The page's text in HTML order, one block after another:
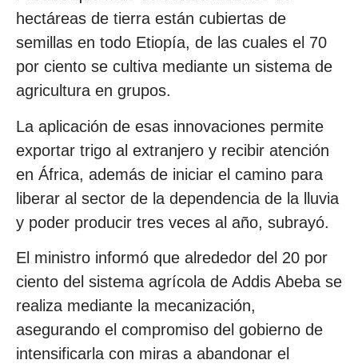
hectáreas de tierra están cubiertas de
semillas en todo Etiopía, de las cuales el 70
por ciento se cultiva mediante un sistema de
agricultura en grupos.
La aplicación de esas innovaciones permite
exportar trigo al extranjero y recibir atención
en África, además de iniciar el camino para
liberar al sector de la dependencia de la lluvia
y poder producir tres veces al año, subrayó.
El ministro informó que alrededor del 20 por
ciento del sistema agrícola de Addis Abeba se
realiza mediante la mecanización,
asegurando el compromiso del gobierno de
intensificarla con miras a abandonar el